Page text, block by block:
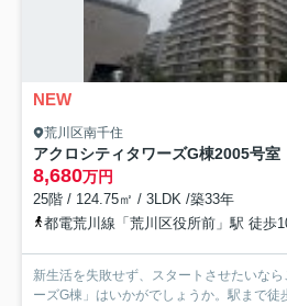
NEW
荒川区南千住
アクロシティタワーズG棟2005号室
8,680万円
25階 / 124.75㎡ / 3LDK /築33年
都電荒川線「荒川区役所前」駅 徒歩
新生活を失敗せず、スタートさせたいな
ーズG棟」はいかがでしょうか。駅まで徒